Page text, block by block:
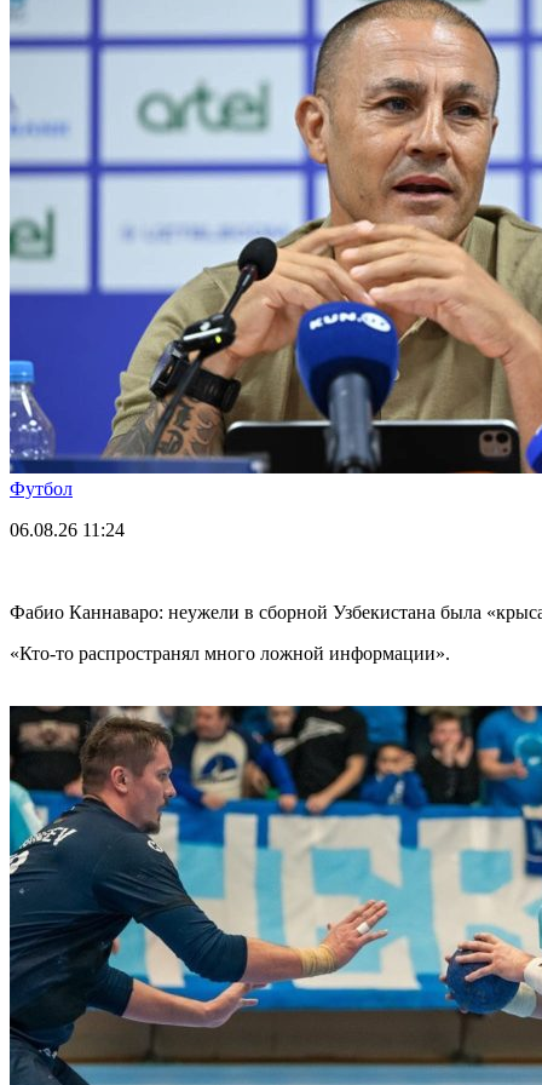
Футбол
06.08.26 11:24
Фабио Каннаваро: неужели в сборной Узбекистана была
«Кто-то распространял много ложной информации».